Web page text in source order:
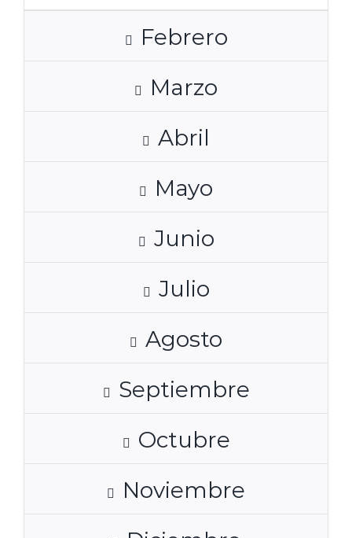
Febrero
Marzo
Abril
Mayo
Junio
Julio
Agosto
Septiembre
Octubre
Noviembre